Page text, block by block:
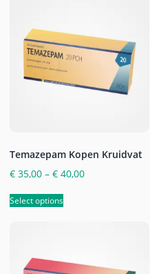
Temazepam Kopen Kruidvat
€ 35,00 – € 40,00
Select options